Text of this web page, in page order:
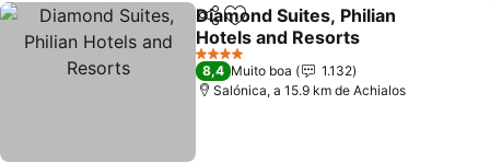
PartilharAdicionar aos favoritos
Diamond Suites, Philian
Hotels and Resorts
4 Estrelas
8,4 Muito boa
1.132
Salónica, a 15.9 km de Achialos